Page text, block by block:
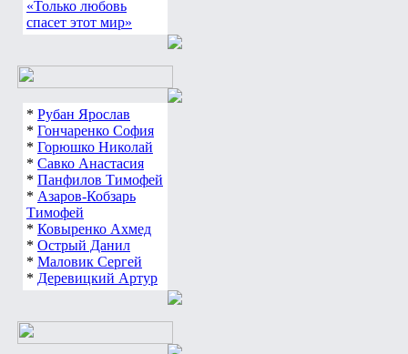
«Только любовь
спасет этот мир»
* Рубан Ярослав
* Гончаренко София
* Горюшко Николай
* Савко Анастасия
* Панфилов Тимофей
* Азаров-Кобзарь
Тимофей
* Ковыренко Ахмед
* Острый Данил
* Маловик Сергей
* Деревицкий Артур